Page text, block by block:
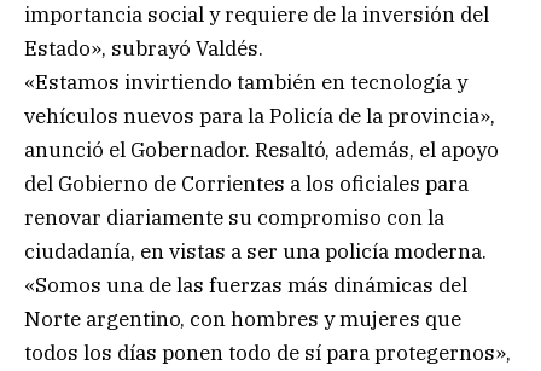
importancia social y requiere de la inversión del
Estado», subrayó Valdés.
«Estamos invirtiendo también en tecnología y
vehículos nuevos para la Policía de la provincia»,
anunció el Gobernador. Resaltó, además, el apoyo
del Gobierno de Corrientes a los oficiales para
renovar diariamente su compromiso con la
ciudadanía, en vistas a ser una policía moderna.
«Somos una de las fuerzas más dinámicas del
Norte argentino, con hombres y mujeres que
todos los días ponen todo de sí para protegernos»,